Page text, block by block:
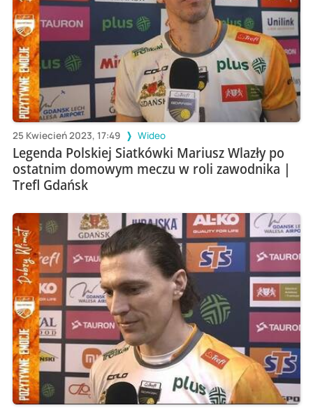
25 Kwiecień 2023, 17:49 Wideo
Legenda Polskiej Siatkówki Mariusz Wlazły po
ostatnim domowym meczu w roli zawodnika |
Trefl Gdańsk